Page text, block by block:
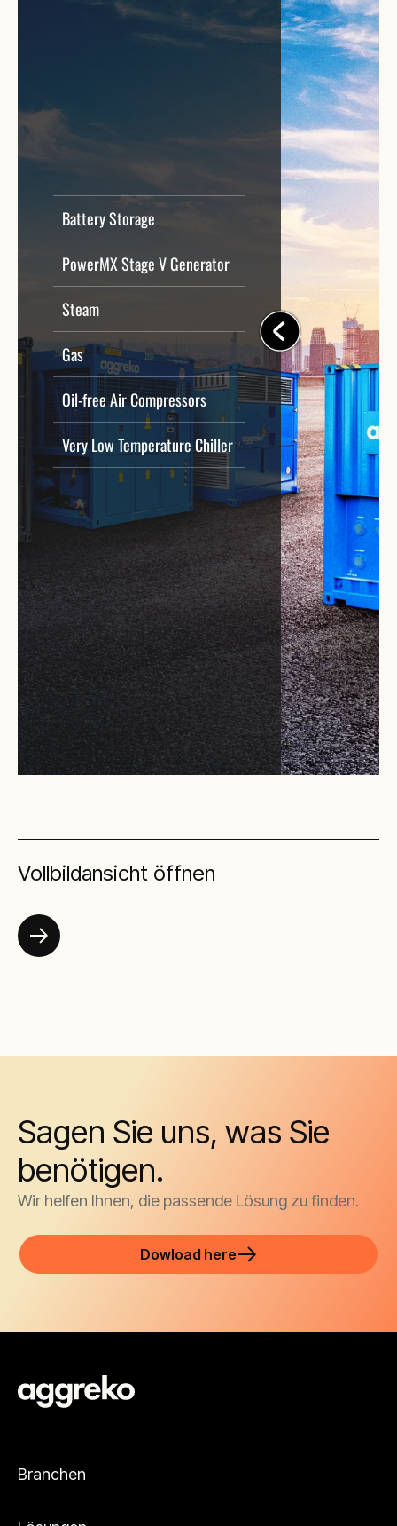
Vollbildansicht öffnen
Sagen Sie uns, was Sie
benötigen.
Wir helfen Ihnen, die passende Lösung zu finden.
Dowload here
Branchen